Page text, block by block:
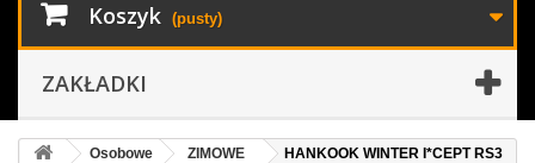
Koszyk (pusty)
ZAKŁADKI
Osobowe ZIMOWE
HANKOOK WINTER I*CEPT RS3